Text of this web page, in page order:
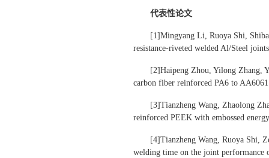
代表性论文
[1]Mingyang Li, Ruoya Shi,
resistance-riveted welded Al/Steel
[2]Haipeng Zhou, Yilong Zhang,
carbon fiber reinforced PA6 to
[3]Tianzheng Wang, Zhaolong
reinforced PEEK with embossed
[4]Tianzheng Wang, Ruoya Shi,
welding time on the joint performance